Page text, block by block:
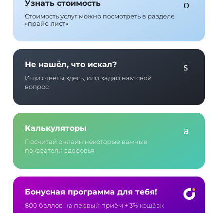
Узнать стоимость
Стоимость услуг можно посмотреть в разделе
«прайс-лист»
Не нашёл, что искал?
Ищи ответы здесь, или задай нам свой
вопрос
Калькуляторы
Посчитай онлайн некоторые важные
показатели здоровья
Бонусная программа для тебя!
800 баллов на первый приём + 3% кэшбэк